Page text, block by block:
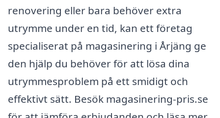
renovering eller bara behöver extra
utrymme under en tid, kan ett företag
specialiserat på magasinering i Årjäng ge
den hjälp du behöver för att lösa dina
utrymmesproblem på ett smidigt och
effektivt sätt. Besök magasinering-pris.se